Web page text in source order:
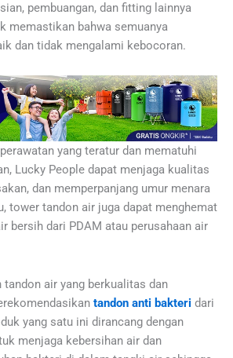
pembuangan, dan fitting lainnya
memastikan bahwa semuanya
dan tidak mengalami kebocoran.
yang teratur dan mematuhi
Lucky People dapat menjaga kualitas
dan memperpanjang umur menara
tower tandon air juga dapat menghemat
bersih dari PDAM atau perusahaan air
tandon air yang berkualitas dan
tandon anti bakteri dari
yang satu ini dirancang dengan
menjaga kebersihan air dan